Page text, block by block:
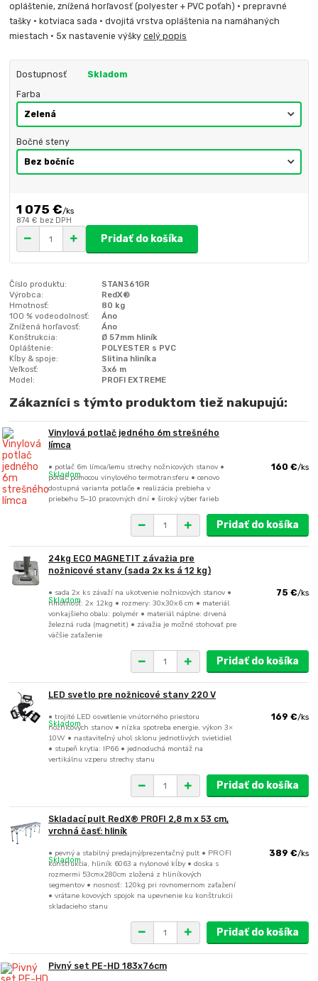
opláštenie, znížená horľavosť (polyester + PVC poťah) • prepravné
tašky • kotviaca sada • dvojitá vrstva opláštenia na namáhaných
miestach • 5x nastavenie výškycelý popis
Dostupnosť Skladom
Farba
Bočné steny
1 075 €/ks
874 € bez DPH
Pridať do košíka
Číslo produktu:
STAN361GR
Výrobca:
RedX®
Hmotnosť:
80 kg
100 % vodeodolnosť:
Áno
Znížená horľavosť:
Áno
Konštrukcia:
Ø 57mm hliník
Opláštenie:
POLYESTER s PVC
Kĺby & spoje:
Slitina hliníka
Veľkosť:
3x6 m
Model:
PROFI EXTREME
Zákazníci s týmto produktom tiež nakupujú:
Vinylová potlač jedného 6m strešného
límca
• potlač 6m límca/lemu strechy nožnicových stanov •
potlač pomocou vinylového termotransferu • cenovo
dostupná varianta potlače • realizácia prebieha v
priebehu 5–10 pracovných dní • široký výber farieb
160 €/ks
Skladom
Pridať do košíka
24kg ECO MAGNETIT závažia pre
nožnicové stany (sada 2x ks á 12 kg)
• sada 2x ks závaží na ukotvenie nožnicových stanov •
hmotnosť: 2x 12kg • rozmery: 30x30x6 cm • materiál
vonkajšieho obalu: polymér • materiál náplne: drvená
železná ruda (magnetit) • závažia je možné stohovať pre
väčšie zaťaženie
75 €/ks
Skladom
Pridať do košíka
LED svetlo pre nožnicové stany 220 V
• trojité LED osvetlenie vnútorného priestoru
nožnicových stanov • nízka spotreba energie, výkon 3×
10W • nastaviteľný uhol sklonu jednotlivých svietidiel
• stupeň krytia: IP66 • jednoduchá montáž na
vertikálnu vzperu strechy stanu
169 €/ks
Skladom
Pridať do košíka
Skladací pult RedX® PROFI 2,8 m x 53 cm,
vrchná časť: hliník
• pevný a stabilný predajný/prezentačný pult • PROFI
konštrukcia, hliník 6063 a nylonové kĺby • doska s
rozmermi 53cmx280cm zložená z hliníkových
segmentov • nosnosť: 120kg pri rovnomernom zaťažení
• vrátane kovových spojok na upevnenie ku konštrukcii
skladacieho stanu
389 €/ks
Skladom
Pridať do košíka
Pivný set PE-HD 183x76cm